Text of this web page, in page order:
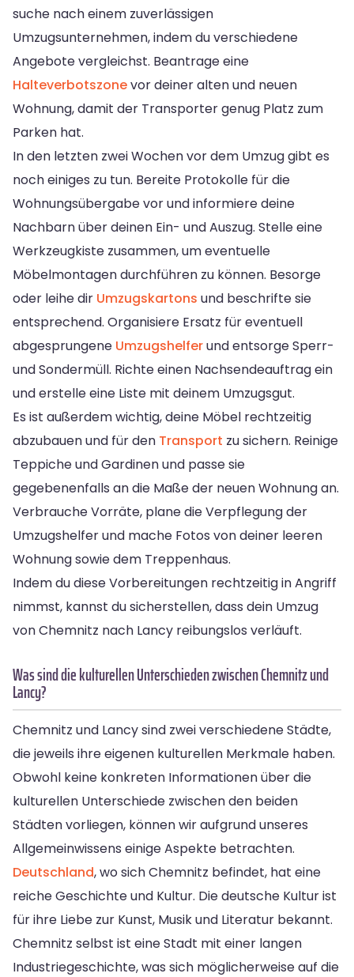
suche nach einem zuverlässigen
Umzugsunternehmen, indem du verschiedene
Angebote vergleichst. Beantrage eine
Halteverbotszonevor deiner alten und neuen
Wohnung, damit der Transporter genug Platz zum
Parken hat.
In den letzten zwei Wochen vor dem Umzug gibt es
noch einiges zu tun. Bereite Protokolle für die
Wohnungsübergabe vor und informiere deine
Nachbarn über deinen Ein- und Auszug. Stelle eine
Werkzeugkiste zusammen, um eventuelle
Möbelmontagen durchführen zu können. Besorge
oder leihe dir Umzugskartons und beschrifte sie
entsprechend. Organisiere Ersatz für eventuell
abgesprungene Umzugshelferund entsorge Sperr-
und Sondermüll. Richte einen Nachsendeauftrag ein
und erstelle eine Liste mit deinem Umzugsgut.
Es ist außerdem wichtig, deine Möbel rechtzeitig
abzubauen und für den Transport zu sichern. Reinige
Teppiche und Gardinen und passe sie
gegebenenfalls an die Maße der neuen Wohnung an.
Verbrauche Vorräte, plane die Verpflegung der
Umzugshelfer und mache Fotos von deiner leeren
Wohnung sowie dem Treppenhaus.
Indem du diese Vorbereitungen rechtzeitig in Angriff
nimmst, kannst du sicherstellen, dass dein Umzug
von Chemnitz nach Lancy reibungslos verläuft.
Was sind die kulturellen Unterschieden zwischen Chemnitz und
Lancy?
Chemnitz und Lancy sind zwei verschiedene Städte,
die jeweils ihre eigenen kulturellen Merkmale haben.
Obwohl keine konkreten Informationen über die
kulturellen Unterschiede zwischen den beiden
Städten vorliegen, können wir aufgrund unseres
Allgemeinwissens einige Aspekte betrachten.
Deutschland, wo sich Chemnitz befindet, hat eine
reiche Geschichte und Kultur. Die deutsche Kultur ist
für ihre Liebe zur Kunst, Musik und Literatur bekannt.
Chemnitz selbst ist eine Stadt mit einer langen
Industriegeschichte, was sich möglicherweise auf die